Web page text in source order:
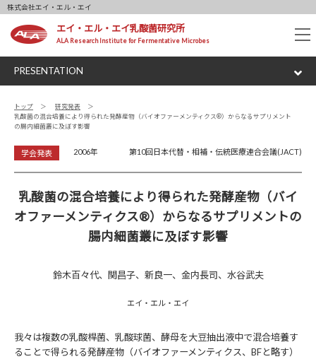
株式会社エイ・エル・エイ
エイ・エル・エイ乳酸菌研究所
ALA Research Institute for Fermentative Microbes
PRESENTATION
トップ
研究発表
乳酸菌の混合培養により得られた発酵産物（バイオファーメンティクス®）からなるサプリメント
の腸内細菌叢に及ぼす影響
学会発表 2006年 第10回日本代替・相補・伝統医療連合会議(JACT)
乳酸菌の混合培養により得られた発酵産物（バイ
オファーメンティクス®）からなるサプリメントの
腸内細菌叢に及ぼす影響
鈴木百々代、関昌子、新良一、金内長司、水谷武夫
エイ・エル・エイ
我々は複数の乳酸桿菌、乳酸球菌、酵母を大豆抽出液中で混合培養す
ることで得られる発酵産物（バイオファーメンティクス、BFと略す）